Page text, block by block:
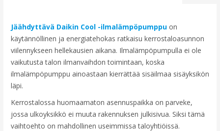
Jäähdyttävä Daikin Cool -ilmalämpöpumppuon
käytännöllinen ja energiatehokas ratkaisu kerrostaloasunnon
viilennykseen hellekausien aikana. Ilmalämpöpumpulla ei ole
vaikutusta talon ilmanvaihdon toimintaan, koska
ilmalämpöpumppu ainoastaan kierrättää sisäilmaa sisäyksikön
läpi.
Kerrostalossa huomaamaton asennuspaikka on parveke,
jossa ulkoyksikkö ei muuta rakennuksen julkisivua. Siksi tämä
vaihtoehto on mahdollinen useimmissa taloyhtiöissä.